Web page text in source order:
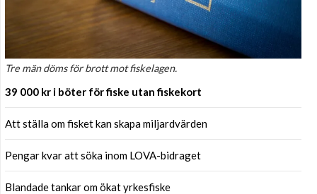
Tre män döms för brott mot fiskelagen.
39 000 kr i böter för fiske utan fiskekort
Att ställa om fisket kan skapa miljardvärden
Pengar kvar att söka inom LOVA-bidraget
Blandade tankar om ökat yrkesfiske